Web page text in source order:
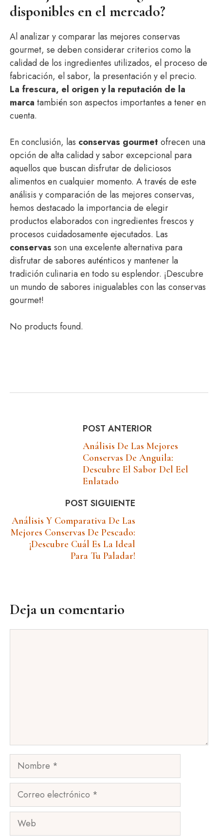
disponibles en el mercado?
Al analizar y comparar las mejores conservas
gourmet, se deben considerar criterios como la
calidad de los ingredientes utilizados, el proceso de
fabricación, el sabor, la presentación y el precio.
La frescura, el origen y la reputación de la
marca también son aspectos importantes a tener en
cuenta.
En conclusión, las conservas gourmet ofrecen una
opción de alta calidad y sabor excepcional para
aquellos que buscan disfrutar de deliciosos
alimentos en cualquier momento. A través de este
análisis y comparación de las mejores conservas,
hemos destacado la importancia de elegir
productos elaborados con ingredientes frescos y
procesos cuidadosamente ejecutados. Las
conservas son una excelente alternativa para
disfrutar de sabores auténticos y mantener la
tradición culinaria en todo su esplendor. ¡Descubre
un mundo de sabores inigualables con las conservas
gourmet!
No products found.
POST ANTERIOR
Análisis De Las Mejores
Conservas De Anguila:
Descubre El Sabor Del Eel
Enlatado
POST SIGUIENTE
Análisis Y Comparativa De Las
Mejores Conservas De Pescado:
¡Descubre Cuál Es La Ideal
Para Tu Paladar!
Deja un comentario
Nombre
Correo
Web